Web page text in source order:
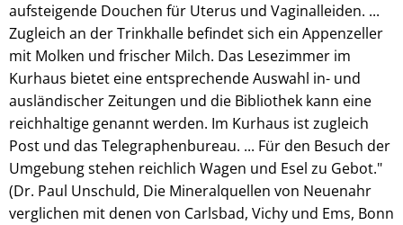
aufsteigende Douchen für Uterus und Vaginalleiden. ...
Zugleich an der Trinkhalle befindet sich ein Appenzeller
mit Molken und frischer Milch. Das Lesezimmer im
Kurhaus bietet eine entsprechende Auswahl in- und
ausländischer Zeitungen und die Bibliothek kann eine
reichhaltige genannt werden. Im Kurhaus ist zugleich
Post und das Telegraphenbureau. ... Für den Besuch der
Umgebung stehen reichlich Wagen und Esel zu Gebot."
(Dr. Paul Unschuld, Die Mineralquellen von Neuenahr
verglichen mit denen von Carlsbad, Vichy und Ems, Bonn